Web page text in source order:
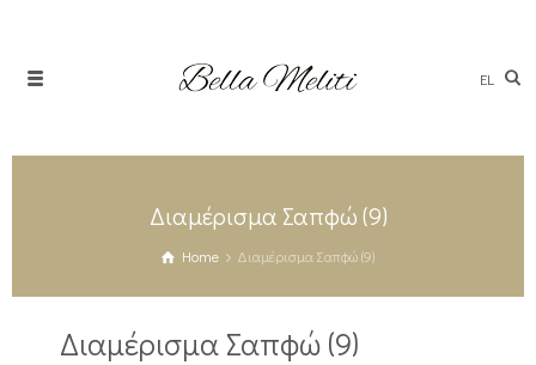
EL
Διαμέρισμα Σαπφώ (9)
Home Διαμέρισμα Σαπφώ (9)
Διαμέρισμα Σαπφώ (9)